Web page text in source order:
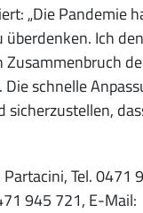
„Die Pandemie
Ich
Zusammenbruch
schnelle
Tel. 0471
945 721, E-Mail: